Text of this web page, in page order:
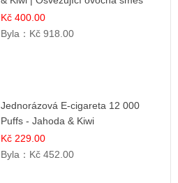
Kč 400.00
Byla： Kč 918.00
Jednorázová E-cigareta 12 000
Puffs - Jahoda & Kiwi
Kč 229.00
Byla： Kč 452.00